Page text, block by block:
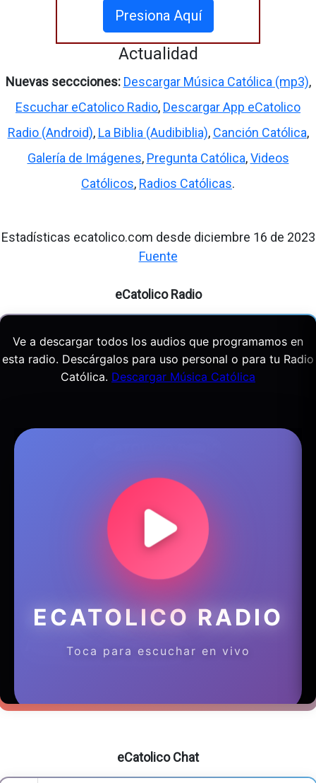
Presiona Aquí
Actualidad
Nuevas seccciones: Descargar Música Católica (mp3),
Escuchar eCatolico Radio, Descargar App eCatolico
Radio (Android), La Biblia (Audibiblia), Canción Católica,
Galería de Imágenes, Pregunta Católica,Videos
Católicos, Radios Católicas.
Estadísticas ecatolico.com desde diciembre 16 de 2023
Fuente
eCatolico Radio
eCatolico Chat